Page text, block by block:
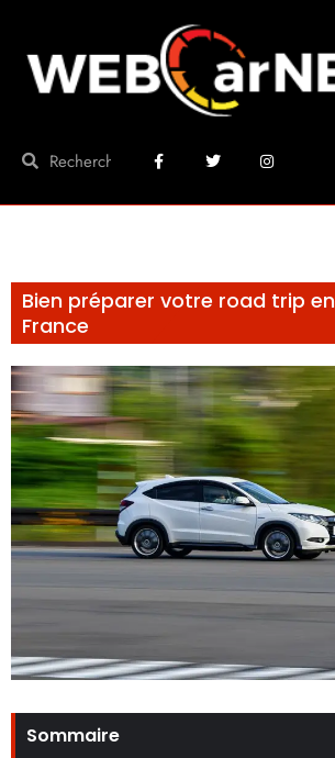
Bien préparer votre road trip en
France
Sommaire